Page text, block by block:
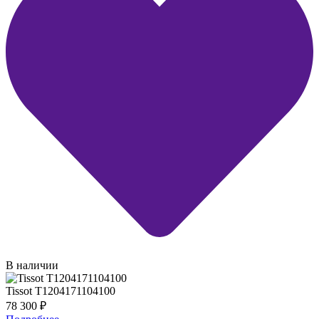
В наличии
Tissot T1204171104100
78 300 ₽